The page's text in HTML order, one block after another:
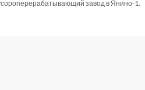
завод в Янино-1.